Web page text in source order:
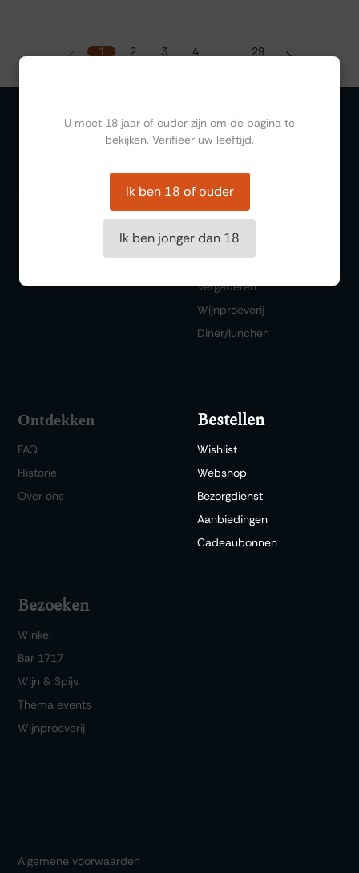
1 2 3 4 … 29
Zalen
Feesten
Trouwen
Vergaderen
Wijnproeverij
Diner/lunchen
Ontdekken
FAQ
Historie
Over ons
Bestellen
Wishlist
Webshop
Bezorgdienst
Aanbiedingen
Cadeaubonnen
Bezoeken
Winkel
Bar 1717
Wijn & Spijs
Thema events
Wijnproeverij
Algemene voorwaarden
U moet 18 jaar of ouder zijn om de pagina te
bekijken. Verifieer uw leeftijd.
Ik ben 18 of ouder
Ik ben jonger dan 18